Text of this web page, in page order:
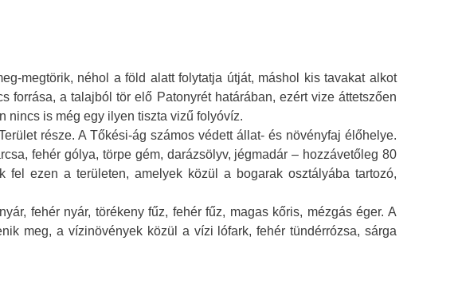
megtörik, néhol a föld alatt folytatja útját, máshol kis tavakat alkot
forrása, a talajból tör elő Patonyrét határában, ezért vize áttetszően
nincs is még egy ilyen tiszta vizű folyóvíz.
része. A Tőkési-ág számos védett állat- és növényfaj élőhelye.
fehér gólya, törpe gém, darázsölyv, jégmadár – hozzávetőleg 80
ezen a területen, amelyek közül a bogarak osztályába tartozó,
fehér nyár, törékeny fűz, fehér fűz, magas kőris, mézgás éger. A
meg, a vízinövények közül a vízi lófark, fehér tündérrózsa, sárga